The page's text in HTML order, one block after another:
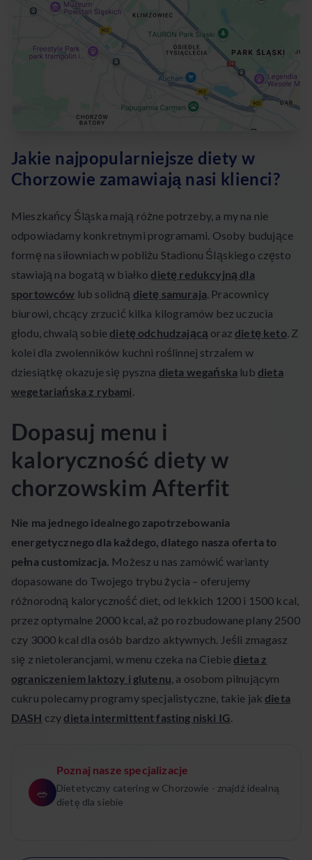
Jakie najpopularniejsze diety w
Chorzowie zamawiają nasi klienci?
Mieszkańcy Śląska mają różne potrzeby, a my na nie
odpowiadamy konkretnymi programami. Osoby budujące
formę na siłowniach w pobliżu Stadionu Śląskiego często
stawiają na bogatą w białko dietę redukcyjną dla
sportowców lub solidną dietę samuraja. Pracownicy
biurowi, chcący zrzucić kilka kilogramów bez uczucia
głodu, chwalą sobie dietę odchudzającą oraz dietę keto. Z
kolei dla zwolenników kuchni roślinnej strzałem w
dziesiątkę okazuje się pyszna dieta wegańska lub dieta
wegetariańska z rybami.
Dopasuj menu i
kaloryczność diety w
chorzowskim Afterfit
Nie ma jednego idealnego zapotrzebowania
energetycznego dla każdego, dlatego nasza oferta to
pełna customizacja. Możesz u nas zamówić warianty
dopasowane do Twojego trybu życia – oferujemy
różnorodną kaloryczność diet, od lekkich 1200 i 1500 kcal,
przez optymalne 2000 kcal, aż po rozbudowane plany 2500
czy 3000 kcal dla osób bardzo aktywnych. Jeśli zmagasz
się z nietolerancjami, w menu czeka na Ciebie dieta z
ograniczeniem laktozy i glutenu, a osobom pilnującym
cukru polecamy programy specjalistyczne, takie jak dieta
DASH czy dieta intermittent fasting niski IG.
🥗
Poznaj nasze specjalizacje
Dietetyczny catering w Chorzowie - znajdź idealną
dietę dla siebie